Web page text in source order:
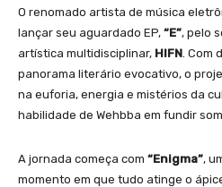
O renomado artista de música
lançar seu aguardado EP, “E”, pelo
artística multidisciplinar, HIFN .
panorama literário evocativo, o
na euforia, energia e mistérios da
habilidade de Wehbba em fundir
A jornada começa com “Enigma”,
momento em que tudo atinge o